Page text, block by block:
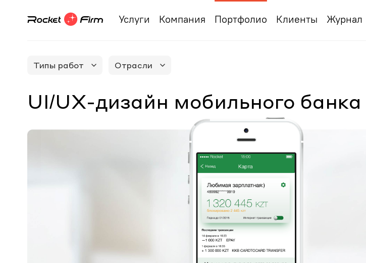
Услуги Компания Портфолио Клиенты Журнал
Типы работ Отрасли
UI/UX-дизайн мобильного банка